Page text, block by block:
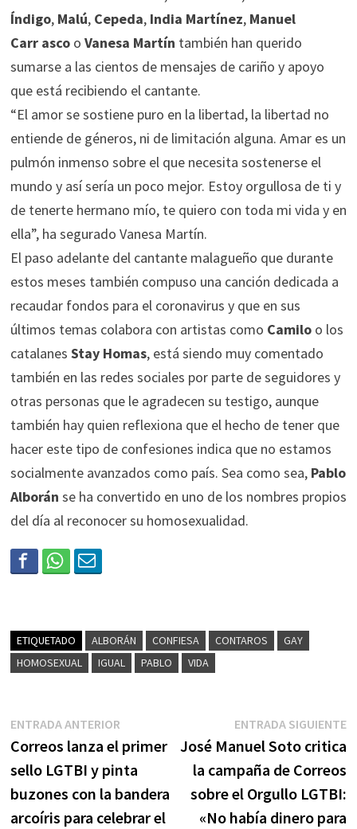
Índigo, Malú, Cepeda, India Martínez, Manuel
Carr ascoo Vanesa Martín también han querido
sumarse a las cientos de mensajes de cariño y apoyo
que está recibiendo el cantante.
“El amor se sostiene puro en la libertad, la libertad no
entiende de géneros, ni de limitación alguna. Amar es un
pulmón inmenso sobre el que necesita sostenerse el
mundo y así sería un poco mejor. Estoy orgullosa de ti y
de tenerte hermano mío, te quiero con toda mi vida y en
ella”, ha segurado Vanesa Martín.
El paso adelante del cantante malagueño que durante
estos meses también compuso una canción dedicada a
recaudar fondos para el coronavirus y que en sus
últimos temas colabora con artistas como Camilo o los
catalanes Stay Homas, está siendo muy comentado
también en las redes sociales por parte de seguidores y
otras personas que le agradecen su testigo, aunque
también hay quien reflexiona que el hecho de tener que
hacer este tipo de confesiones indica que no estamos
socialmente avanzados como país. Sea como sea, Pablo
Alborán se ha convertido en uno de los nombres propios
del día al reconocer su homosexualidad.
ETIQUETADO ALBORÁN CONFIESA CONTAROS
GAY
HOMOSEXUAL
IGUAL PABLO VIDA
ENTRADA ANTERIOR
Correos lanza el primer
sello LGTBI y pinta
buzones con la bandera
arcoíris para celebrar el
ENTRADA SIGUIENTE
José Manuel Soto critica
la campaña de Correos
sobre el Orgullo LGTBI:
«No había dinero para